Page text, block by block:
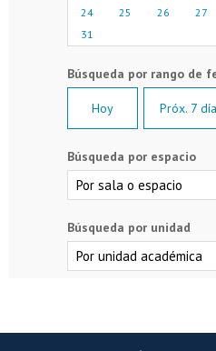
24
25 26 27
31
Hoy Próx. 7
Búsqueda por espacio
Búsqueda por unidad
Más información